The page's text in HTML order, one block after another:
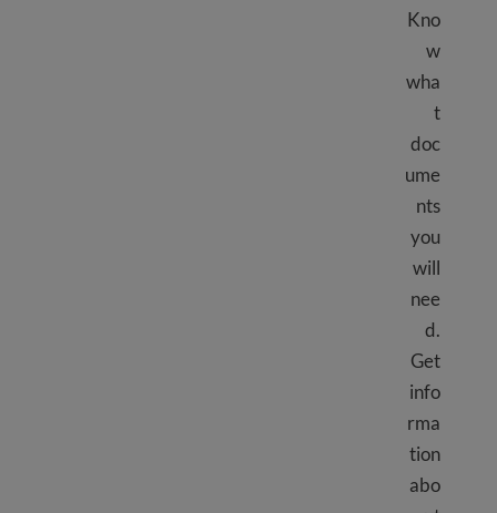
Kno
w
wha
t
doc
ume
nts
you
will
nee
d.
Get
info
rma
tion
abo